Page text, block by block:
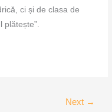
ci și de clasa de
plătește”.
Next →